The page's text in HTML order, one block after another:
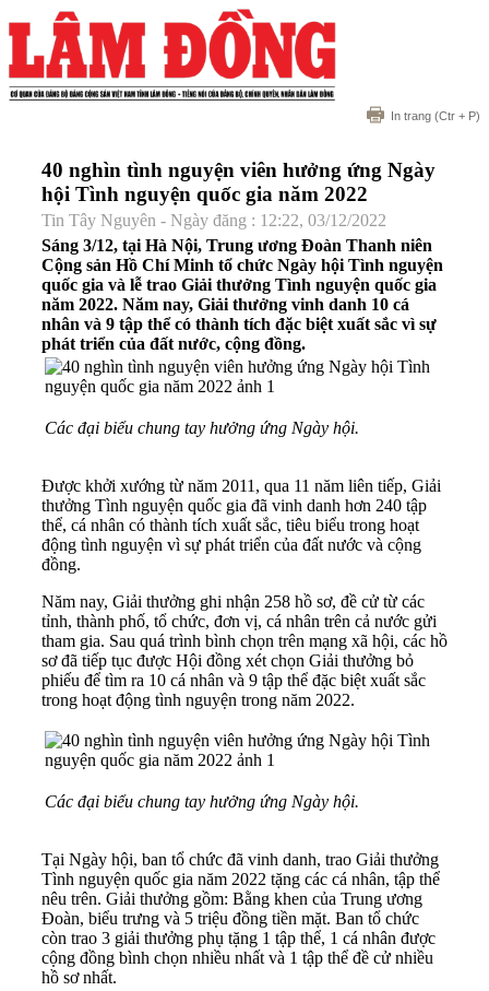
In trang (Ctr + P)
40 nghìn tình nguyện viên hưởng ứng Ngày
hội Tình nguyện quốc gia năm 2022
Tin Tây Nguyên - Ngày đăng : 12:22, 03/12/2022
Sáng 3/12, tại Hà Nội, Trung ương Đoàn Thanh niên
Cộng sản Hồ Chí Minh tổ chức Ngày hội Tình nguyện
quốc gia và lễ trao Giải thưởng Tình nguyện quốc gia
năm 2022. Năm nay, Giải thưởng vinh danh 10 cá
nhân và 9 tập thể có thành tích đặc biệt xuất sắc vì sự
phát triển của đất nước, cộng đồng.
Các đại biểu chung tay hưởng ứng Ngày hội.
Được khởi xướng từ năm 2011, qua 11 năm liên tiếp, Giải
thưởng Tình nguyện quốc gia đã vinh danh hơn 240 tập
thể, cá nhân có thành tích xuất sắc, tiêu biểu trong hoạt
động tình nguyện vì sự phát triển của đất nước và cộng
đồng.
Năm nay, Giải thưởng ghi nhận 258 hồ sơ, đề cử từ các
tỉnh, thành phố, tổ chức, đơn vị, cá nhân trên cả nước gửi
tham gia. Sau quá trình bình chọn trên mạng xã hội, các hồ
sơ đã tiếp tục được Hội đồng xét chọn Giải thưởng bỏ
phiếu để tìm ra 10 cá nhân và 9 tập thể đặc biệt xuất sắc
trong hoạt động tình nguyện trong năm 2022.
Các đại biểu chung tay hưởng ứng Ngày hội.
Tại Ngày hội, ban tổ chức đã vinh danh, trao Giải thưởng
Tình nguyện quốc gia năm 2022 tặng các cá nhân, tập thể
nêu trên. Giải thưởng gồm: Bằng khen của Trung ương
Đoàn, biểu trưng và 5 triệu đồng tiền mặt. Ban tổ chức
còn trao 3 giải thưởng phụ tặng 1 tập thể, 1 cá nhân được
cộng đồng bình chọn nhiều nhất và 1 tập thể đề cử nhiều
hồ sơ nhất.